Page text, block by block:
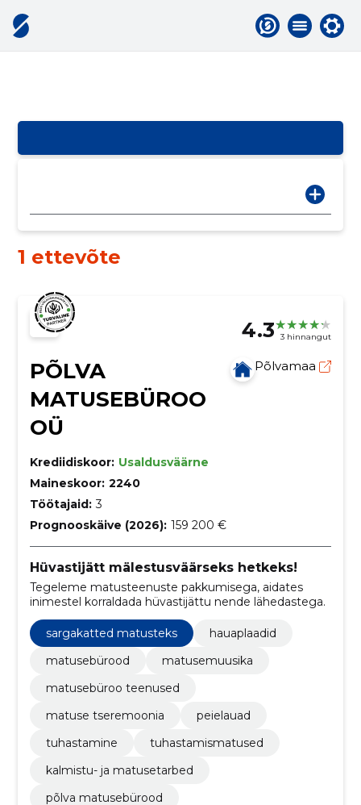
1 ettevõte
4.3 3 hinnangut
PÕLVA
MATUSEBÜROO
OÜ
Põlvamaa
Krediidiskoor: Usaldusväärne
Maineskoor: 2240
Töötajaid: 3
Prognooskäive (2026): 159 200 €
Hüvastijätt mälestusväärseks hetkeks!
Tegeleme matusteenuste pakkumisega, aidates
inimestel korraldada hüvastijättu nende lähedastega.
sargakatted matusteks
hauaplaadid
matusebürood
matusemuusika
matusebüroo teenused
matuse tseremoonia
peielauad
tuhastamine
tuhastamismatused
kalmistu- ja matusetarbed
põlva matusebürood